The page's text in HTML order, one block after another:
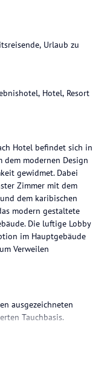
Urlaub zu
Hotel, Resort
Hotel befindet sich in
dem modernen Design
gewidmet. Dabei
Zimmer mit dem
dem karibischen
modern gestaltete
Die luftige Lobby
im Hauptgebäude
Verweilen
ausgezeichneten
Tauchbasis.